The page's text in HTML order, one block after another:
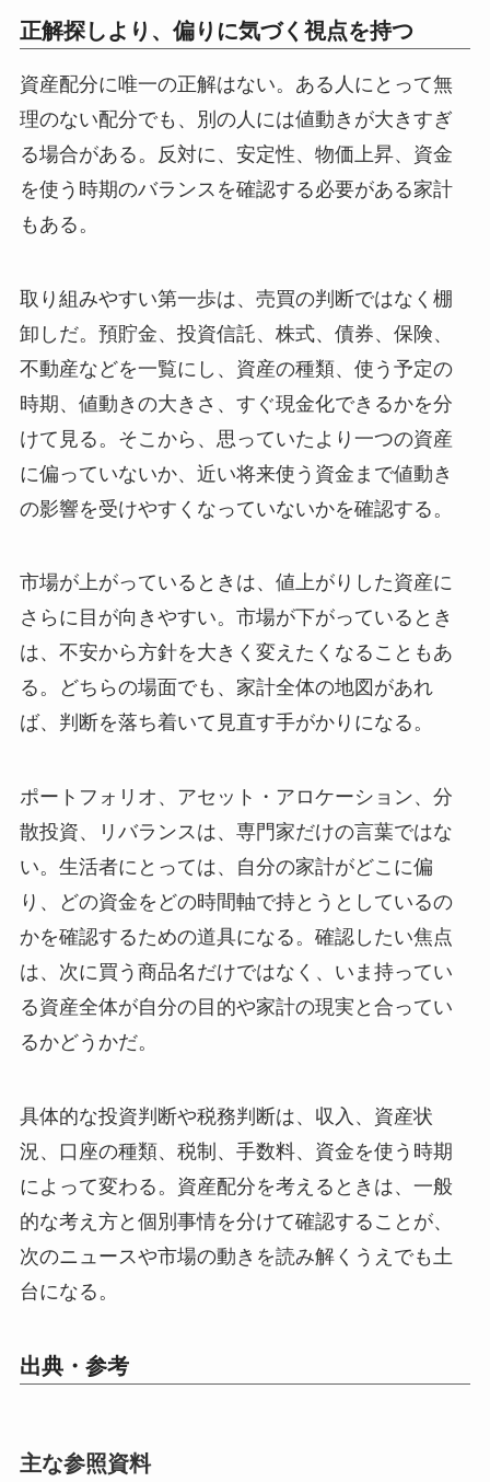
正解探しより、偏りに気づく視点を持つ
資産配分に唯一の正解はない。ある人にとって無
理のない配分でも、別の人には値動きが大きすぎ
る場合がある。反対に、安定性、物価上昇、資金
を使う時期のバランスを確認する必要がある家計
もある。
取り組みやすい第一歩は、売買の判断ではなく棚
卸しだ。預貯金、投資信託、株式、債券、保険、
不動産などを一覧にし、資産の種類、使う予定の
時期、値動きの大きさ、すぐ現金化できるかを分
けて見る。そこから、思っていたより一つの資産
に偏っていないか、近い将来使う資金まで値動き
の影響を受けやすくなっていないかを確認する。
市場が上がっているときは、値上がりした資産に
さらに目が向きやすい。市場が下がっているとき
は、不安から方針を大きく変えたくなることもあ
る。どちらの場面でも、家計全体の地図があれ
ば、判断を落ち着いて見直す手がかりになる。
ポートフォリオ、アセット・アロケーション、分
散投資、リバランスは、専門家だけの言葉ではな
い。生活者にとっては、自分の家計がどこに偏
り、どの資金をどの時間軸で持とうとしているの
かを確認するための道具になる。確認したい焦点
は、次に買う商品名だけではなく、いま持ってい
る資産全体が自分の目的や家計の現実と合ってい
るかどうかだ。
具体的な投資判断や税務判断は、収入、資産状
況、口座の種類、税制、手数料、資金を使う時期
によって変わる。資産配分を考えるときは、一般
的な考え方と個別事情を分けて確認することが、
次のニュースや市場の動きを読み解くうえでも土
台になる。
出典・参考
主な参照資料